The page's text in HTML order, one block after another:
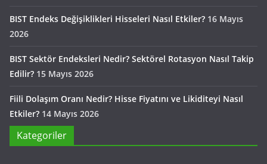
BIST Endeks Değişiklikleri Hisseleri Nasıl Etkiler? 16 Mayıs
2026
BIST Sektör Endeksleri Nedir? Sektörel Rotasyon Nasıl Takip
Edilir? 15 Mayıs 2026
Fiili Dolaşım Oranı Nedir? Hisse Fiyatını ve Likiditeyi Nasıl
Etkiler? 14 Mayıs 2026
Kategoriler